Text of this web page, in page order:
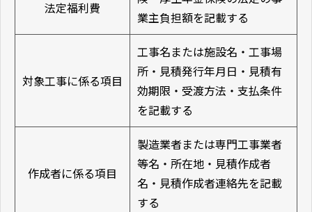
法定福利費
業主負担額を記載する
対象工事に係る項目
工事名または施設名・工事場
所・見積発行年月日・見積有
効期限・受渡方法・支払条件
を記載する
作成者に係る項目
製造業者または専門工事業者
等名・所在地・見積作成者
名・見積作成者連絡先を記載
する